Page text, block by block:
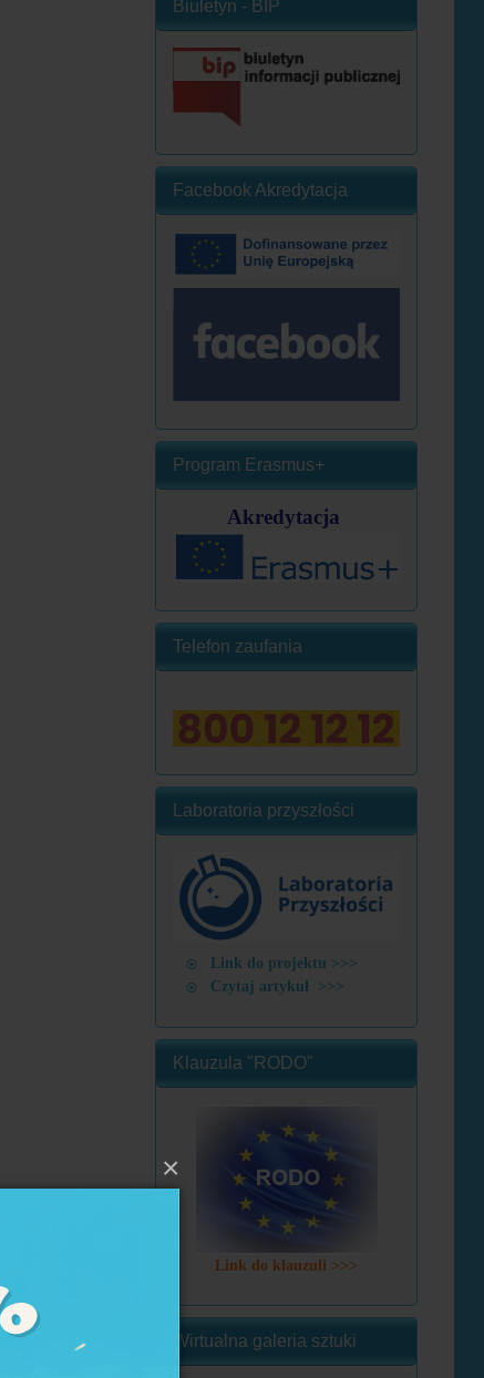
×
Biuletyn - BIP
Facebook Akredytacja
Program Erasmus+
Akredytacja
Telefon zaufania
Laboratoria przyszłości
Link do projektu >>>
Czytaj artykuł >>>
Klauzula "RODO"
Link do klauzuli >>>
Wirtualna galeria sztuki